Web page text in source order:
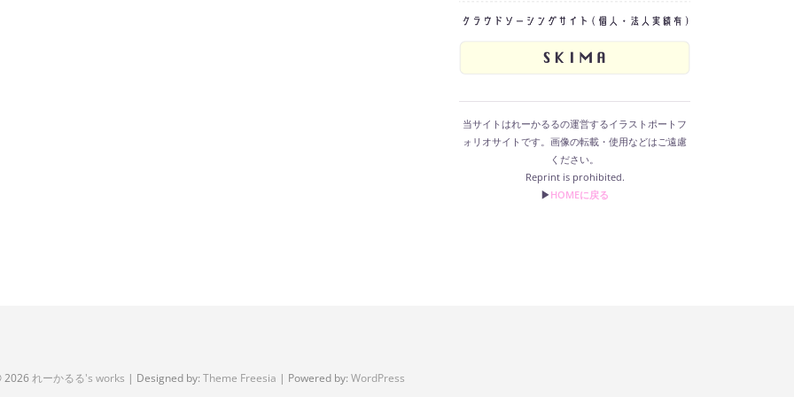
当サイトはれーかるるの運営するイラストポートフ
ォリオサイトです。画像の転載・使用などはご遠慮
ください。
Reprint is prohibited.
▶︎HOMEに戻る
2026れーかるる's works | Designed by: Theme Freesia | Powered by: WordPress